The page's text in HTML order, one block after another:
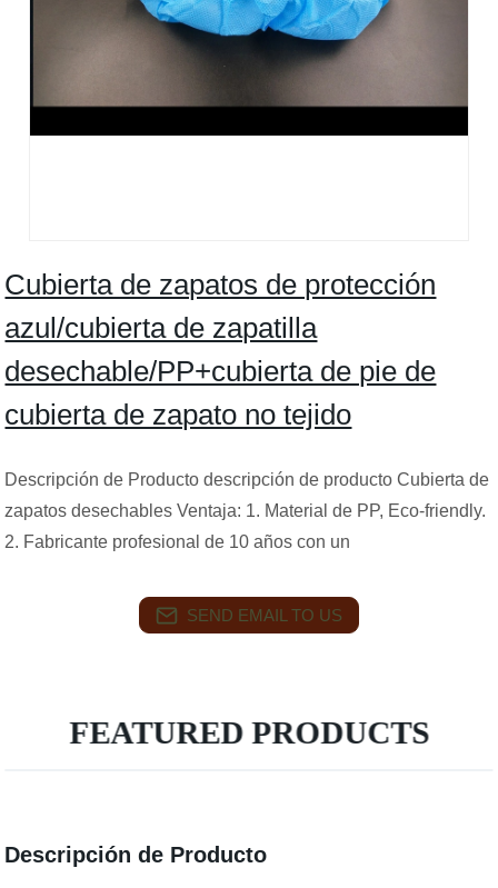
Cubierta de zapatos de protección
azul/cubierta de zapatilla
desechable/PP+cubierta de pie de
cubierta de zapato no tejido
Descripción de Producto descripción de producto Cubierta de
zapatos desechables Ventaja: 1. Material de PP, Eco-friendly.
2. Fabricante profesional de 10 años con un
SEND EMAIL TO US
FEATURED PRODUCTS
Descripción de Producto